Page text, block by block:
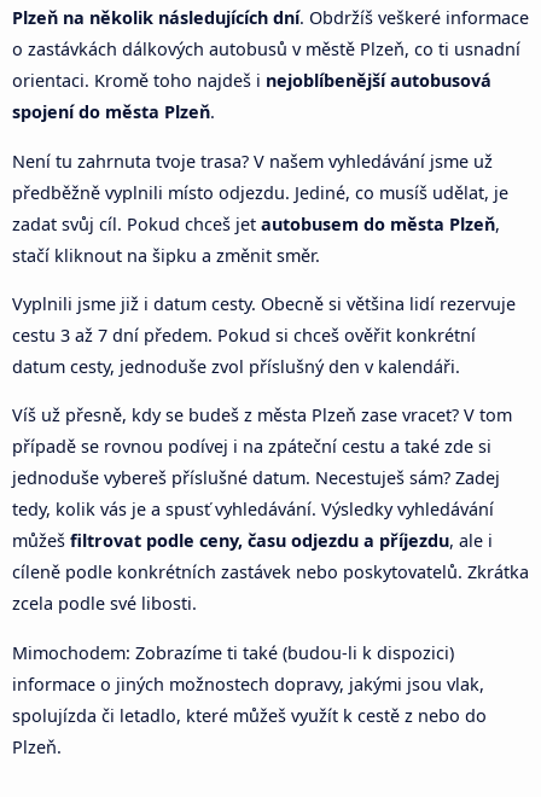
Plzeň na několik následujících dní. Obdržíš veškeré informace
o zastávkách dálkových autobusů v městě Plzeň, co ti usnadní
orientaci. Kromě toho najdeš i nejoblíbenější autobusová
spojení do města Plzeň.
Není tu zahrnuta tvoje trasa? V našem vyhledávání jsme už
předběžně vyplnili místo odjezdu. Jediné, co musíš udělat, je
zadat svůj cíl. Pokud chceš jet autobusem do města Plzeň,
stačí kliknout na šipku a změnit směr.
Vyplnili jsme již i datum cesty. Obecně si většina lidí rezervuje
cestu 3 až 7 dní předem. Pokud si chceš ověřit konkrétní
datum cesty, jednoduše zvol příslušný den v kalendáři.
Víš už přesně, kdy se budeš z města Plzeň zase vracet? V tom
případě se rovnou podívej i na zpáteční cestu a také zde si
jednoduše vybereš příslušné datum. Necestuješ sám? Zadej
tedy, kolik vás je a spusť vyhledávání. Výsledky vyhledávání
můžeš filtrovat podle ceny, času odjezdu a příjezdu, ale i
cíleně podle konkrétních zastávek nebo poskytovatelů. Zkrátka
zcela podle své libosti.
Mimochodem: Zobrazíme ti také (budou-li k dispozici)
informace o jiných možnostech dopravy, jakými jsou vlak,
spolujízda či letadlo, které můžeš využít k cestě z nebo do
Plzeň.